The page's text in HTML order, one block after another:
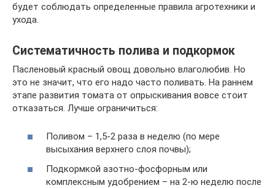
будет соблюдать определенные правила агротехники и
ухода.
Систематичность полива и подкормок
Пасленовый красный овощ довольно влаголюбив. Но
это не значит, что его надо часто поливать. На раннем
этапе развития томата от опрыскивания вовсе стоит
отказаться. Лучше ограничиться:
Поливом – 1,5-2 раза в неделю (по мере
высыхания верхнего слоя почвы);
Подкормкой азотно-фосфорным или
комплексным удобрением – на 2-ю неделю после